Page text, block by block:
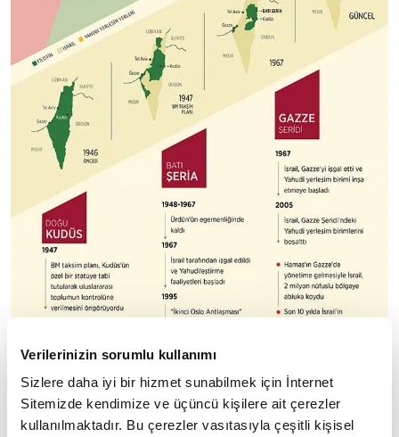
Verilerinizin sorumlu kullanımı
Sizlere daha iyi bir hizmet sunabilmek için İnternet
Sitemizde kendimize ve üçüncü kişilere ait çerezler
kullanılmaktadır. Bu çerezler vasıtasıyla çeşitli kişisel